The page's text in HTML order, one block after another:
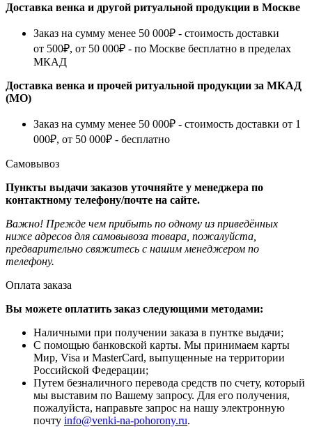
Доставка венка и другой ритуальной продукции в Москве
Заказ на сумму менее 50 000₽ - стоимость доставки
от 500₽, от 50 000₽ - по Москве бесплатно в пределах
МКАД
Доставка венка и прочей ритуальной продукции за МКАД
(МО)
Заказ на сумму менее 50 000₽ - стоимость доставки от 1
000₽, от 50 000₽ - бесплатно
Самовывоз
Пункты выдачи заказов уточняйте у менеджера по
контактному телефону/почте на сайте.
Важно! Прежде чем прибыть по одному из приведённых
ниже адресов для самовывоза товара, пожалуйста,
предварительно свяжитесь с нашим менеджером по
телефону.
Оплата заказа
Вы можете оплатить заказ следующими методами:
Наличными при получении заказа в пунтке выдачи;
С помощью банковской карты. Мы принимаем карты
Мир, Visa и MasterCard, выпущенные на территории
Российской Федерации;
Путем безналичного перевода средств по счету, который
мы выставим по Вашему запросу. Для его получения,
пожалуйста, направьте запрос на нашу электронную
почту info@venki-na-pohorony.ru.